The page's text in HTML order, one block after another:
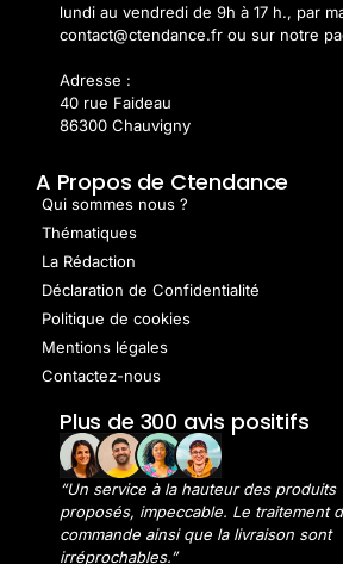
lundi au vendredi de 9h à 17 h., par
contact@ctendance.fr ou sur notre
Adresse :
40 rue Faideau
86300 Chauvigny
A Propos de Ctendance
Qui sommes nous ?
Thématiques
La Rédaction
Déclaration de Confidentialité
Politique de cookies
Mentions légales
Contactez-nous
Plus de 300 avis positifs
“Un service à la hauteur des produits
proposés, impeccable. Le traitement
commande ainsi que la livraison sont
irréprochables.”